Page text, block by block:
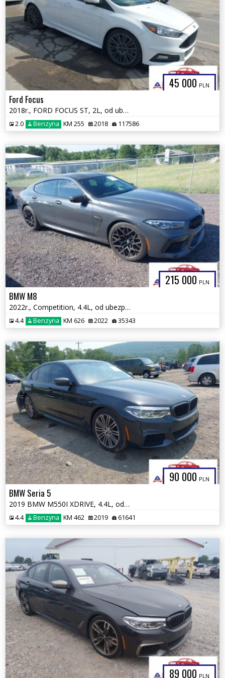
45 000 PLN
Ford Focus
2018r., FORD FOCUS ST, 2L, od ubezpieczalni
2.0 Benzyna KM 255 2018 117586
215 000 PLN
BMW M8
2022r., Competition, 4.4L, od ubezpieczalni
4.4 Benzyna KM 626 2022 35343
90 000 PLN
BMW Seria 5
2019 BMW M550I XDRIVE, 4.4L, od ubezpieczalni
4.4 Benzyna KM 462 2019 61641
89 000 PLN